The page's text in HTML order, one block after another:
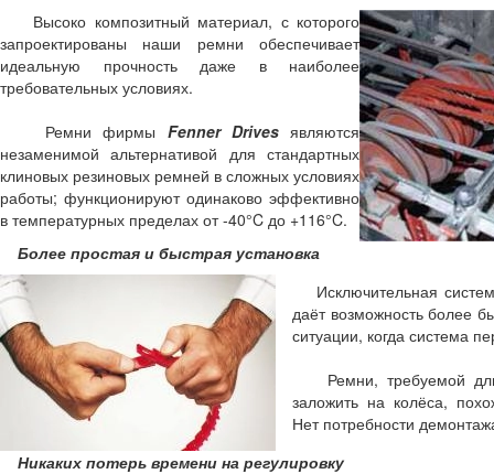
Высоко композитный материал, с которого
запроектированы наши ремни обеспечивает
идеальную прочность даже в наиболее
требовательных условиях.
Ремни фирмы Fenner Drivesявляются
незаменимой альтернативой для стандартных
клиновых резиновых ремней в сложных условиях
работы; функционируют одинаково эффективно
в температурных пределах от -40°C до +116°C.
Более простая и быстрая установка
Исключительная
даёт возможность более
ситуации, когда система
Ремни, требуемой
заложить на колёса,
Нет потребности
Никаких потерь времени на регулировку